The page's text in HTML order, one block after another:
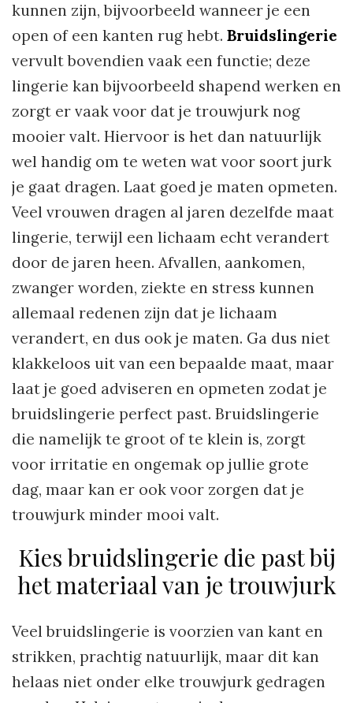
kunnen zijn, bijvoorbeeld wanneer je een
open of een kanten rug hebt. Bruidslingerie
vervult bovendien vaak een functie; deze
lingerie kan bijvoorbeeld shapend werken en
zorgt er vaak voor dat je trouwjurk nog
mooier valt. Hiervoor is het dan natuurlijk
wel handig om te weten wat voor soort jurk
je gaat dragen. Laat goed je maten opmeten.
Veel vrouwen dragen al jaren dezelfde maat
lingerie, terwijl een lichaam echt verandert
door de jaren heen. Afvallen, aankomen,
zwanger worden, ziekte en stress kunnen
allemaal redenen zijn dat je lichaam
verandert, en dus ook je maten. Ga dus niet
klakkeloos uit van een bepaalde maat, maar
laat je goed adviseren en opmeten zodat je
bruidslingerie perfect past. Bruidslingerie
die namelijk te groot of te klein is, zorgt
voor irritatie en ongemak op jullie grote
dag, maar kan er ook voor zorgen dat je
trouwjurk minder mooi valt.
Kies bruidslingerie die past bij
het materiaal van je trouwjurk
Veel bruidslingerie is voorzien van kant en
strikken, prachtig natuurlijk, maar dit kan
helaas niet onder elke trouwjurk gedragen